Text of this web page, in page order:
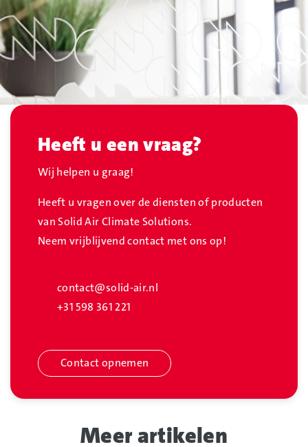
Heeft u een vraag?
Wij helpen u graag!
Heeft u vragen over de diensten of producten
van Solid Air Climate Solutions.
Neem vrijblijvend contact met ons op!
contact@solid-air.nl
+31 598 361 221
Contact opnemen
Meer artikelen